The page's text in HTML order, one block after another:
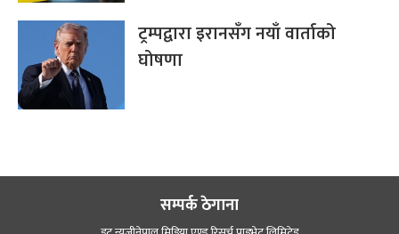
ट्रम्पद्वारा इरानसँग नयाँ वार्ताको
घोषणा
सम्पर्क ठेगाना